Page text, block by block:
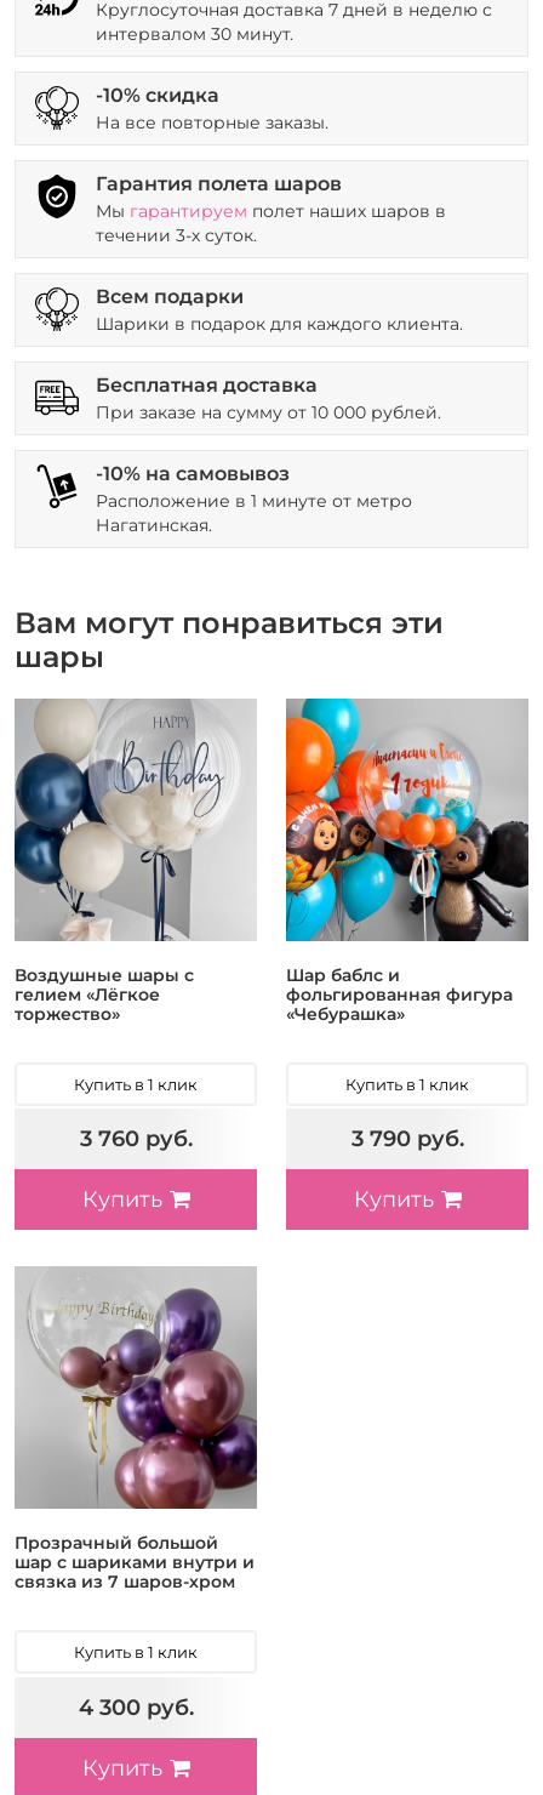
Круглосуточная доставка 7 дней в неделю с
интервалом 30 минут.
-10% скидка
На все повторные заказы.
Гарантия полета шаров
Мы гарантируем полет наших шаров в
течении 3-х суток.
Всем подарки
Шарики в подарок для каждого клиента.
Бесплатная доставка
При заказе на сумму от 10 000 рублей.
-10% на самовывоз
Расположение в 1 минуте от метро
Нагатинская.
Вам могут понравиться эти
шары
Воздушные шары с
гелием «Лёгкое
торжество»
Купить в 1 клик
3 760 руб.
Купить
Шар баблс и
фольгированная фигура
«Чебурашка»
Купить в 1 клик
3 790 руб.
Купить
Прозрачный большой
шар с шариками внутри и
связка из 7 шаров-хром
Купить в 1 клик
4 300 руб.
Купить